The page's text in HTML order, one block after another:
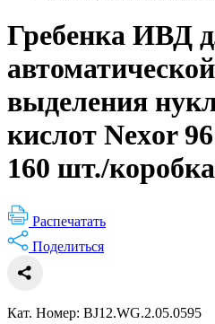
Гребенка ИВД
выделения
кислот Nexor
160 шт./
Распечатать
Поделиться
Кат. Номер: BJ12.WG.2.05.0595